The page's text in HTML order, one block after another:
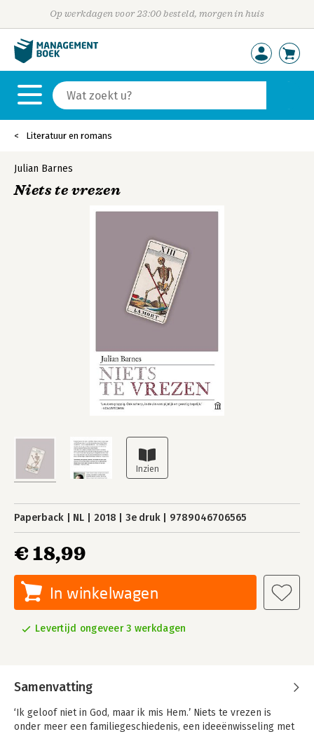
Op werkdagen voor 23:00 besteld, morgen in huis
Literatuur en romans
Julian Barnes
Niets te vrezen
Paperback NL 2018 3e druk 9789046706565
€ 18,99
In winkelwagen
Levertijd ongeveer 3 werkdagen
Samenvatting
‘Ik geloof niet in God, maar ik mis Hem.’ Niets te vrezen is
onder meer een familiegeschiedenis, een ideeënwisseling met